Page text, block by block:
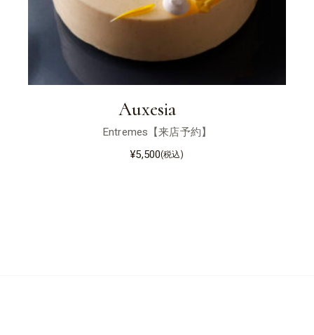
Auxesia
Entremes【来店予約】
¥5,500(税込)